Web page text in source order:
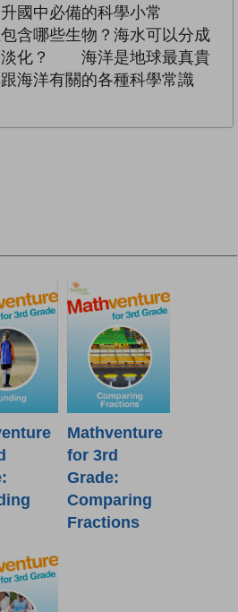
中必備的科學小常
哪些生物？海水可以分成
淡化？ 海洋是地球最真貴
海洋有關的各種科學常識
Mathventure
for 3rd
Grade:
Comparing
Fractions